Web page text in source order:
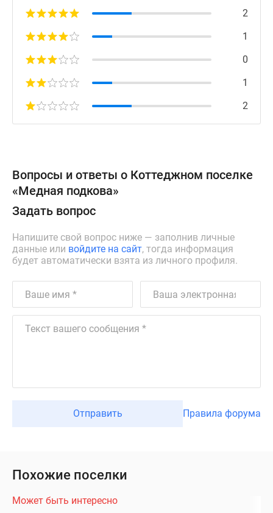
2
1
0
1
2
Вопросы и ответы о Коттеджном поселке
«Медная подкова»
Задать вопрос
Напишите свой вопрос ниже — заполнив личные
данные или войдите на сайт, тогда информация
будет автоматически взята из личного профиля.
Отправить Правила форума
Похожие поселки
Может быть интересно